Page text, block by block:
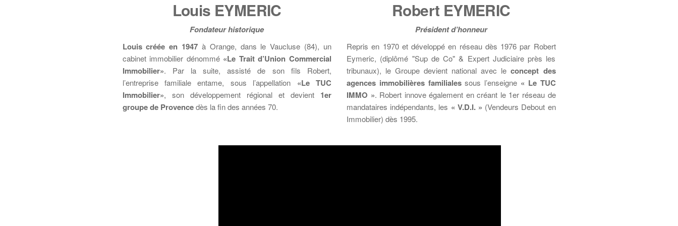
Louis EYMERIC
Fondateur historique
Louis créée en 1947 à Orange, dans le Vaucluse (84), un
cabinet immobilier dénommé «Le Trait d’Union Commercial
Immobilier». Par la suite, assisté de son fils Robert,
l’entreprise familiale entame, sous l’appellation «Le TUC
Immobilier», son développement régional et devient 1er
groupe de Provencedès la fin des années 70.
Robert EYMERIC
Président d’honneur
Repris en 1970 et développé en réseau dès 1976 par Robert
Eymeric, (diplômé "Sup de Co" & Expert Judiciaire près les
tribunaux), le Groupe devient national avec leconcept des
agences immobilières familialessous l’enseigne « Le TUC
IMMO ». Robert innove également en créant le 1er réseau de
mandataires indépendants, les « V.D.I. » (Vendeurs Debout en
Immobilier) dès 1995.